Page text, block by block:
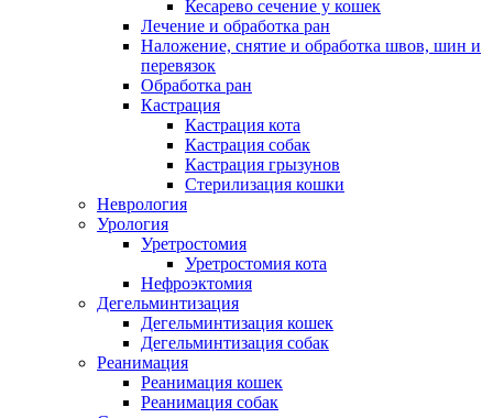
Кесарево сечение у кошек
Лечение и обработка ран
Наложение, снятие и обработка швов, шин и
перевязок
Обработка ран
Кастрация
Кастрация кота
Кастрация собак
Кастрация грызунов
Стерилизация кошки
Неврология
Урология
Уретростомия
Уретростомия кота
Нефроэктомия
Дегельминтизация
Дегельминтизация кошек
Дегельминтизация собак
Реанимация
Реанимация кошек
Реанимация собак